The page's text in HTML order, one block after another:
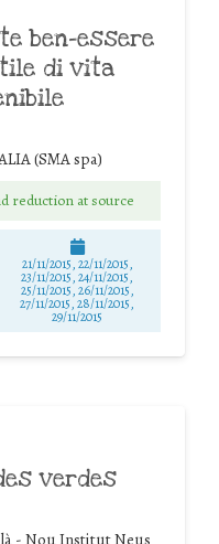
ben-essere
di vita
(SMA spa)
reduction at source
21/11/2015, 22/11/2015,
23/11/2015, 24/11/2015,
25/11/2015, 26/11/2015,
27/11/2015, 28/11/2015,
29/11/2015
verdes
- Nou Institut Neus